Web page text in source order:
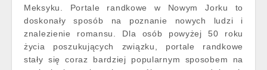
Meksyku. Portale randkowe w Nowym Jorku to
doskonały sposób na poznanie nowych ludzi i
znalezienie romansu. Dla osób powyżej 50 roku
życia poszukujących związku, portale randkowe
stały się coraz bardziej popularnym sposobem na